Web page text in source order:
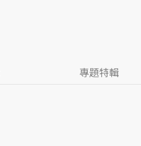
專題特輯